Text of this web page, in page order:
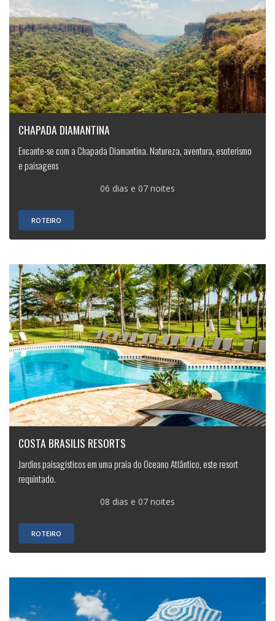
CHAPADA DIAMANTINA
Encante-se com a Chapada Diamantina. Natureza, aventura, esoterismo
e paisagens
06 dias e 07 noites
ROTEIRO
COSTA BRASILIS RESORTS
Jardins paisagísticos em uma praia do Oceano Atlântico, este resort
requintado.
08 dias e 07 noites
ROTEIRO